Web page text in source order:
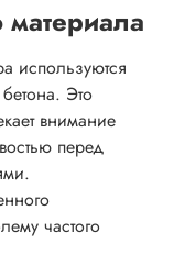
используются
Это
внимание
перед
частого